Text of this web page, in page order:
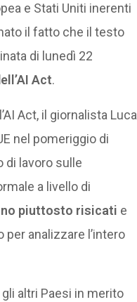
e Stati Uniti inerenti
il fatto che il testo
di lunedì 22
Act.
Act, il giornalista Luca
nel pomeriggio di
di lavoro sulle
a livello di
piuttosto risicati e
analizzare l’intero
altri Paesi in merito